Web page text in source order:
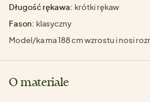
Długość rękawa: krótki rękaw
Fason: klasyczny
Model/ka ma 188 cm wzrostu i nosi
O materiale